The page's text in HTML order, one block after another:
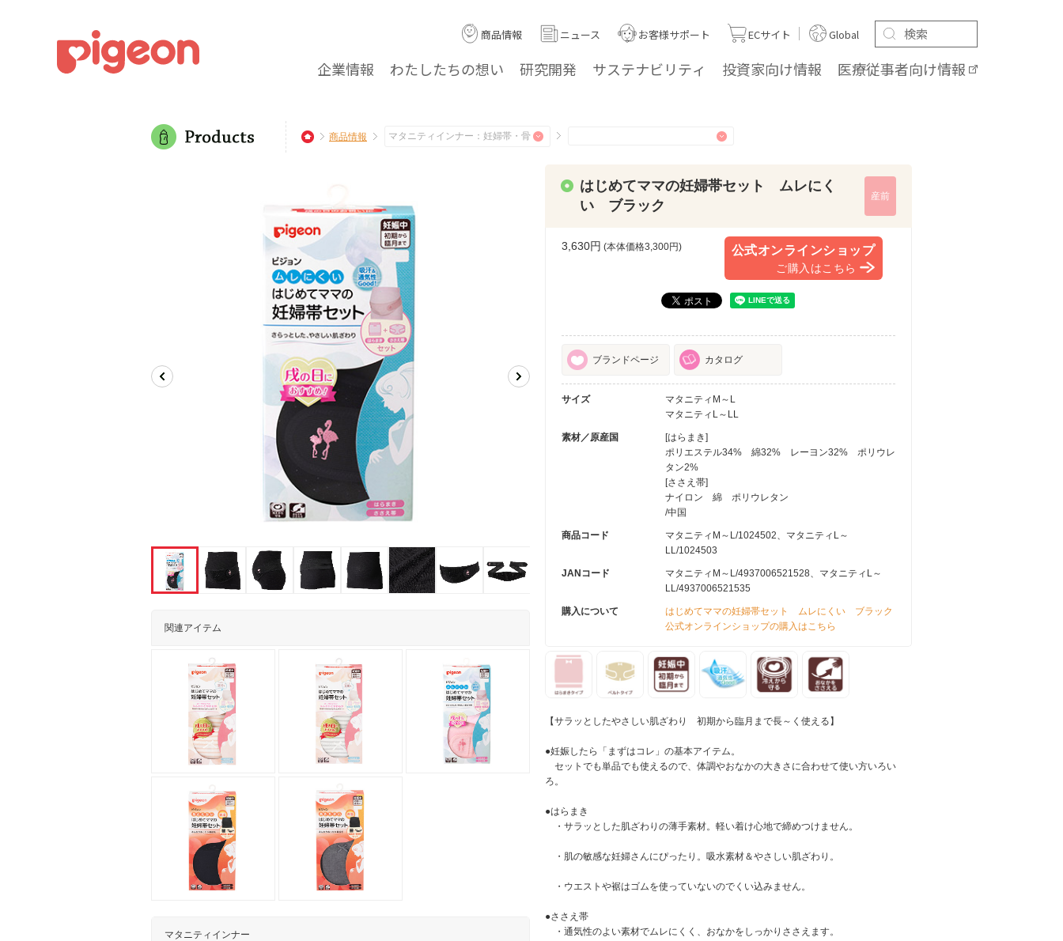
企業情報 わたしたちの想い 研究開発 サステナビリティ 投資家向け情報 医療従事者向け情報
商品情報 ニュース お客様サポート ECサイト Global
商品情報
関連アイテム
マタニティインナー
はじめてママの妊婦帯セット ムレにく
い ブラック
産前
3,630円 (本体価格3,300円) 公式オンラインショップ
ご購入はこちら
ブランドページ カタログ
サイズ
マタニティM～L
マタニティL～LL
素材／原産国
[はらまき]
ポリエステル34% 綿32% レーヨン32% ポリウレ
タン2%
[ささえ帯]
ナイロン 綿 ポリウレタン
/中国
商品コード
マタニティM～L/1024502、マタニティL～
LL/1024503
JANコード
マタニティM～L/4937006521528、マタニティL～
LL/4937006521535
購入について
はじめてママの妊婦帯セット ムレにくい ブラック
公式オンラインショップの購入はこちら
【サラッとしたやさしい肌ざわり 初期から臨月まで長～く使える】
●妊娠したら「まずはコレ」の基本アイテム。
セットでも単品でも使えるので、体調やおなかの大きさに合わせて使い方いろい
ろ。
●はらまき
・サラッとした肌ざわりの薄手素材。軽い着け心地で締めつけません。
・肌の敏感な妊婦さんにぴったり。吸水素材＆やさしい肌ざわり。
・ウエストや裾はゴムを使っていないのでくい込みません。
●ささえ帯
・通気性のよい素材でムレにくく、おなかをしっかりささえます。